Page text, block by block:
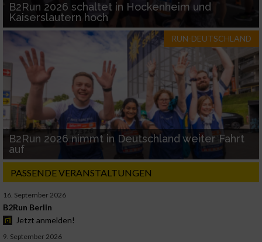
B2Run 2026 schaltet in Hockenheim und
Kaiserslautern hoch
RUN-DEUTSCHLAND
B2Run 2026 nimmt in Deutschland weiter Fahrt
auf
PASSENDE VERANSTALTUNGEN
16. September 2026
B2Run Berlin
Jetzt anmelden!
9. September 2026